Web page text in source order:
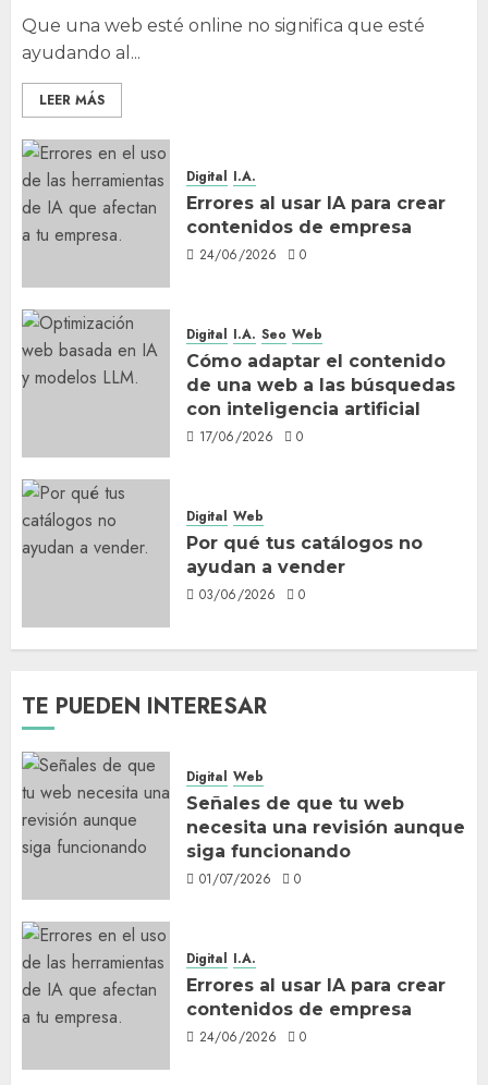
Que una web esté online no significa que esté
ayudando al...
LEER MÁS
Digital I.A.
Errores al usar IA para crear
contenidos de empresa
24/06/2026 0
Digital I.A. Seo Web
Cómo adaptar el contenido
de una web a las búsquedas
con inteligencia artificial
17/06/2026 0
Digital Web
Por qué tus catálogos no
ayudan a vender
03/06/2026 0
TE PUEDEN INTERESAR
Digital Web
Señales de que tu web
necesita una revisión aunque
siga funcionando
01/07/2026 0
Digital I.A.
Errores al usar IA para crear
contenidos de empresa
24/06/2026 0